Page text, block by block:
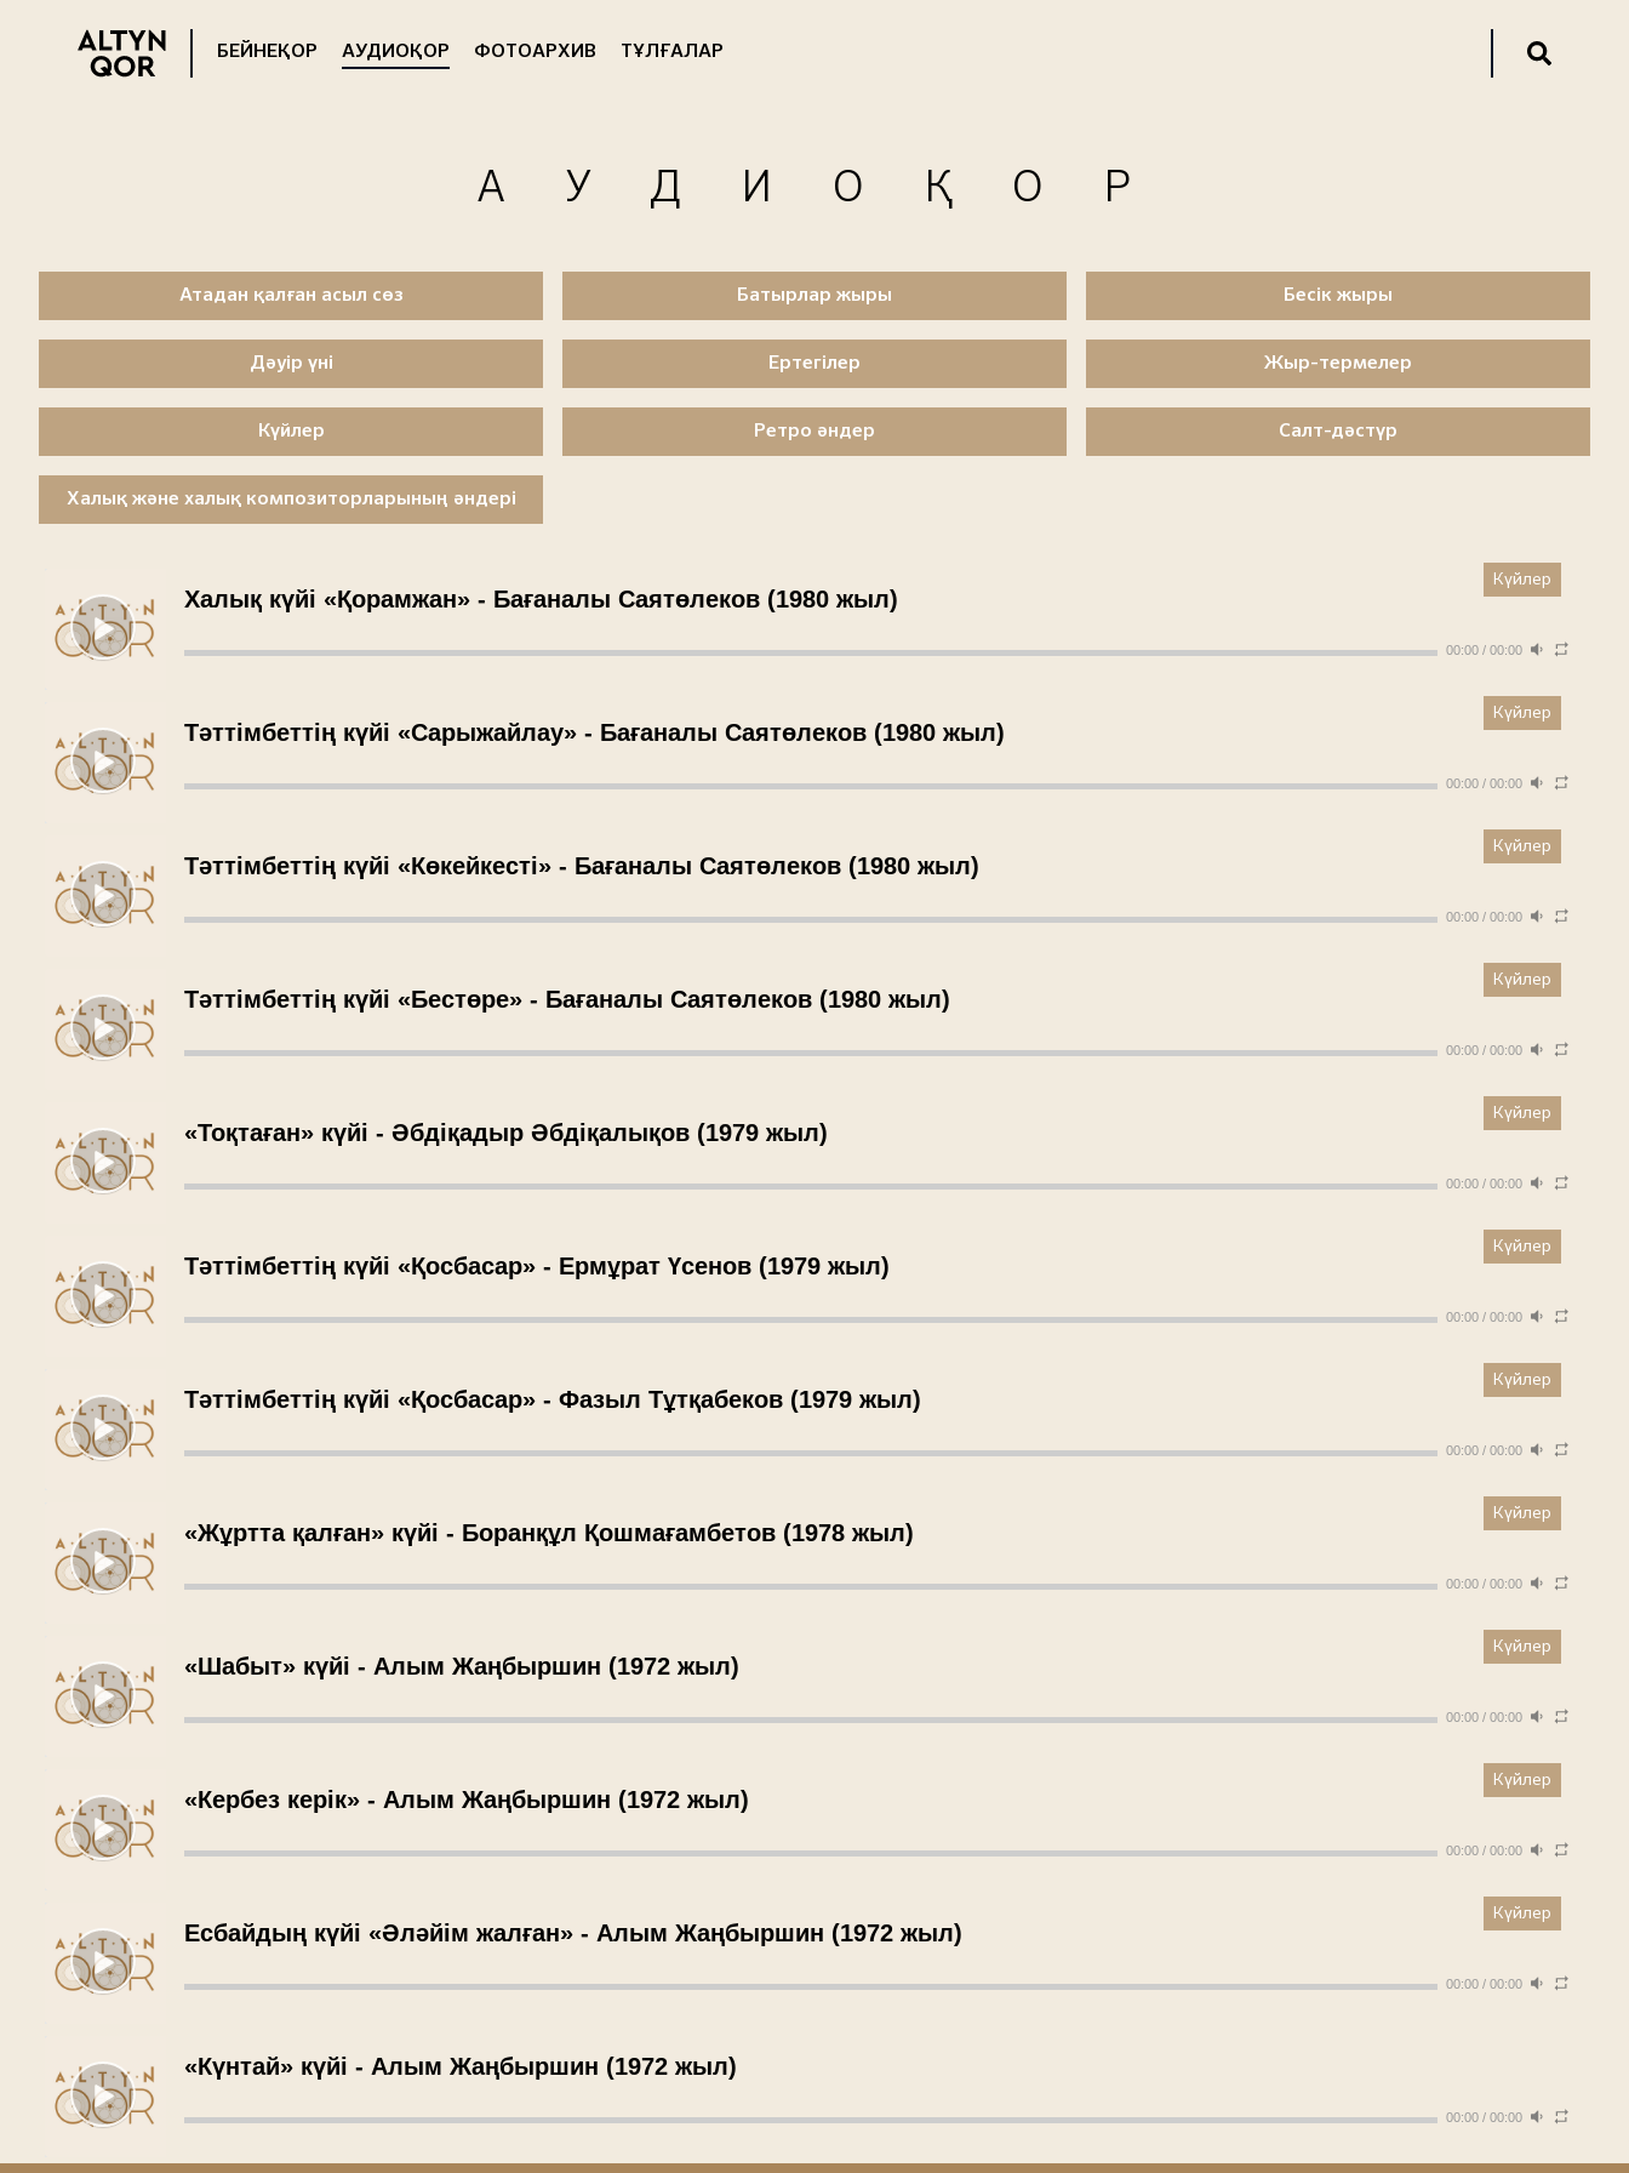
БЕЙНЕҚОР АУДИОҚОР ФОТОАРХИВ ТҰЛҒАЛАР
АУДИОҚОР
Атадан қалған асыл сөз Батырлар жыры Бесік жыры
Дәуір үні Ертегілер Жыр-термелер
Күйлер Ретро әндер Салт-дәстүр
Халық және халық композиторларының әндері
Халық күйі «Қорамжан» - Бағаналы Саятөлеков (1980 жыл)
00:00 / 00:00
Күйлер
Тәттімбеттің күйі «Сарыжайлау» - Бағаналы Саятөлеков (1980 жыл)
00:00 / 00:00
Күйлер
Тәттімбеттің күйі «Көкейкесті» - Бағаналы Саятөлеков (1980 жыл)
00:00 / 00:00
Күйлер
Тәттімбеттің күйі «Бестөре» - Бағаналы Саятөлеков (1980 жыл)
00:00 / 00:00
Күйлер
«Тоқтаған» күйі - Әбдіқадыр Әбдіқалықов (1979 жыл)
00:00 / 00:00
Күйлер
Тәттімбеттің күйі «Қосбасар» - Ермұрат Үсенов (1979 жыл)
00:00 / 00:00
Күйлер
Тәттімбеттің күйі «Қосбасар» - Фазыл Тұтқабеков (1979 жыл)
00:00 / 00:00
Күйлер
«Жұртта қалған» күйі - Боранқұл Қошмағамбетов (1978 жыл)
00:00 / 00:00
Күйлер
«Шабыт» күйі - Алым Жаңбыршин (1972 жыл)
00:00 / 00:00
Күйлер
«Кербез керік» - Алым Жаңбыршин (1972 жыл)
00:00 / 00:00
Күйлер
Есбайдың күйі «Әләйім жалған» - Алым Жаңбыршин (1972 жыл)
00:00 / 00:00
Күйлер
«Күнтай» күйі - Алым Жаңбыршин (1972 жыл)
00:00 / 00:00